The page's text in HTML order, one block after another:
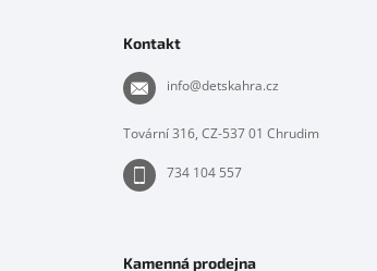
Kontakt
info@detskahra.cz
Tovární 316, CZ-537 01 Chrudim
734 104 557
Kamenná prodejna